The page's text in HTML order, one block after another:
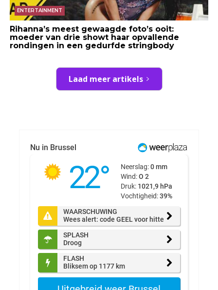
ENTERTAINMENT
Rihanna’s meest gewaagde foto’s ooit:
moeder van drie showt haar opvallende
rondingen in een gedurfde stringbody
Laad meer artikels